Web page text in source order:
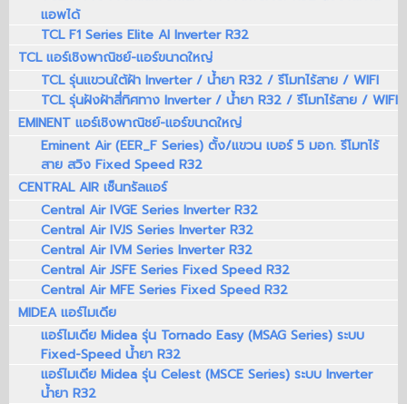
แอพได้
TCL F1 Series Elite AI Inverter R32
TCL แอร์เชิงพาณิชย์-แอร์ขนาดใหญ่
TCL รุ่นแขวนใต้ฝ้า Inverter / น้ำยา R32 / รีโมทไร้สาย / WIFI
TCL รุ่นฝังฝ้าสี่ทิศทาง Inverter / น้ำยา R32 / รีโมทไร้สาย / WIFI
EMINENT แอร์เชิงพาณิชย์-แอร์ขนาดใหญ่
Eminent Air (EER_F Series) ตั้ง/แขวน เบอร์ 5 มอก. รีโมทไร้
สาย สวิง Fixed Speed R32
CENTRAL AIR เซ็นทรัลแอร์
Central Air IVGE Series Inverter R32
Central Air IVJS Series Inverter R32
Central Air IVM Series Inverter R32
Central Air JSFE Series Fixed Speed R32
Central Air MFE Series Fixed Speed R32
MIDEA แอร์ไมเดีย
แอร์ไมเดีย Midea รุ่น Tornado Easy (MSAG Series) ระบบ
Fixed-Speed น้ำยา R32
แอร์ไมเดีย Midea รุ่น Celest (MSCE Series) ระบบ Inverter
น้ำยา R32